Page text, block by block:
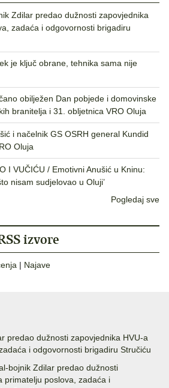
Zdilar predao dužnosti zapovjednika
zadaća i odgovornosti brigadiru
je ključ obrane, tehnika sama nije
obilježen Dan pobjede i domovinske
branitelja i 31. obljetnica VRO Oluja
i načelnik GS OSRH general Kundid
Oluja
I VUČIĆU / Emotivni Anušić u Kninu:
nisam sudjelovao u Oluji’
Pogledaj sve
izvore
| Najave
predao dužnosti zapovjednika HVU-a
i odgovornosti brigadiru Stručiću
bojnik Zdilar predao dužnosti
primatelju poslova, zadaća i